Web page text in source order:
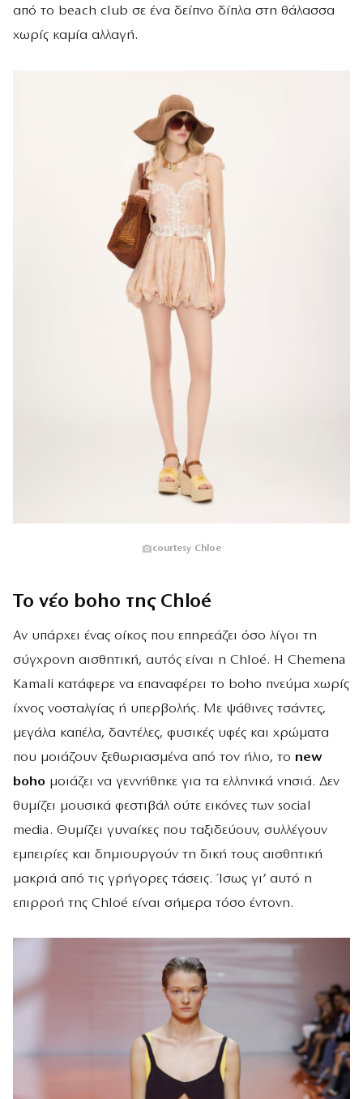
από το beach club σε ένα δείπνο δίπλα στη θάλασσα
χωρίς καμία αλλαγή.
courtesy Chloe
Το νέο boho της Chloé
Αν υπάρχει ένας οίκος που επηρεάζει όσο λίγοι τη
σύγχρονη αισθητική, αυτός είναι η Chloé. Η Chemena
Kamali κατάφερε να επαναφέρει το boho πνεύμα χωρίς
ίχνος νοσταλγίας ή υπερβολής. Με ψάθινες τσάντες,
μεγάλα καπέλα, δαντέλες, φυσικές υφές και χρώματα
που μοιάζουν ξεθωριασμένα από τον ήλιο, το new
boho μοιάζει να γεννήθηκε για τα ελληνικά νησιά. Δεν
θυμίζει μουσικά φεστιβάλ ούτε εικόνες των social
media. Θυμίζει γυναίκες που ταξιδεύουν, συλλέγουν
εμπειρίες και δημιουργούν τη δική τους αισθητική
μακριά από τις γρήγορες τάσεις. Ίσως γι’ αυτό η
επιρροή της Chloé είναι σήμερα τόσο έντονη.